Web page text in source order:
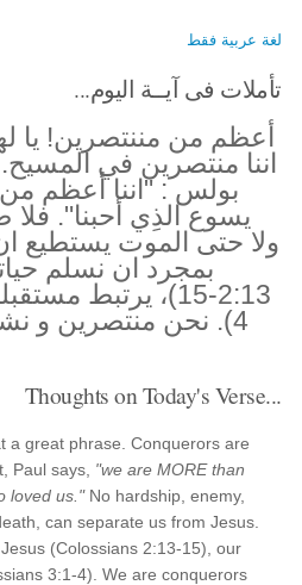
لغة عربية فقط
تأملات فى آيــة اليوم...
أعظم من مننتصرين! يا
اننا منتصرين في
بولس : "اننا أعظم
يسوع الذِي أحبنا". فلا
ولا حتى الموت يستطيع
بمجرد ان نسلم
4). نحن منتصرين و
Thoughts on Today's Verse...
a great phrase. Conquerors are
Paul says, "we are MORE than
loved us."No hardship, enemy,
can separate us from Jesus.
(Colossians 2:13-15), our
3:1-4). We are conquerors